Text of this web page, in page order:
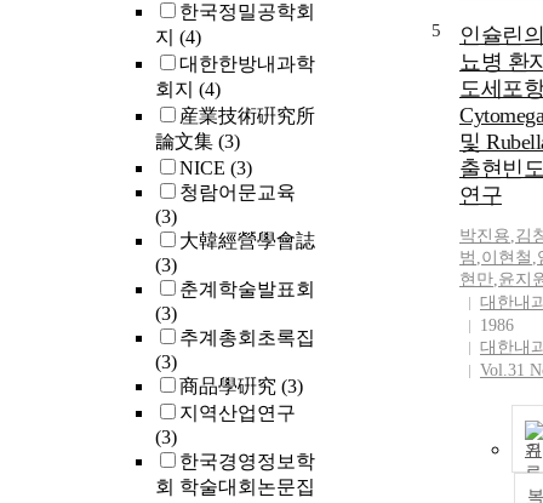
한국정밀공학회
지 (4)
대한한방내과학
회지 (4)
産業技術硏究所
論文集 (3)
NICE (3)
청람어문교육
(3)
大韓經營學會誌
(3)
춘계학술발표회
(3)
추계총회초록집
(3)
商品學硏究 (3)
지역산업연구
(3)
한국경영정보학
회 학술대회논문집
5
인슐린
뇨병 환
도세포
및
출현빈
연구
박진용,김
범 ,이현철 ,
현만,윤지
대한내
1986
대한내
Vol.31
기